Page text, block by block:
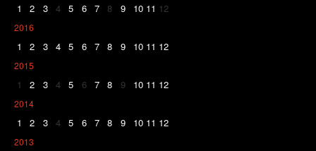
1 2 3 4 5 6 7 8 9 10 11 12
2016
1 2 3 4 5 6 7 8 9 10 11 12
2015
1 2 3 4 5 6 7 8 9 10 11 12
2014
1 2 3 4 5 6 7 8 9 10 11 12
2013